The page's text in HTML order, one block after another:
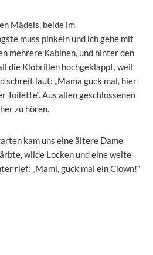
Mädels, beide im
muss pinkeln und ich gehe mit
mehrere Kabinen, und hinter den
die Klobrillen hochgeklappt, weil
schreit laut: „Mama guck mal, hier
Toilette“. Aus allen geschlossenen
zu hören.
kam uns eine ältere Dame
wilde Locken und eine weite
rief: „Mami, guck mal ein Clown!“